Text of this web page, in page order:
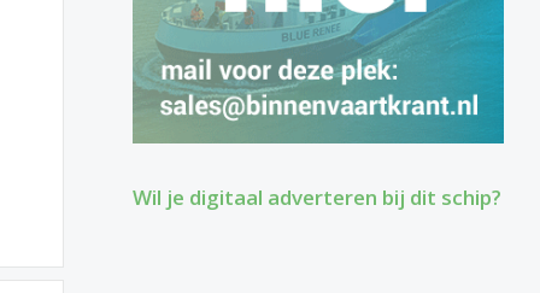
Wil je digitaal adverteren bij dit schip?